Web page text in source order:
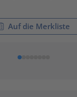
Auf die Merkliste